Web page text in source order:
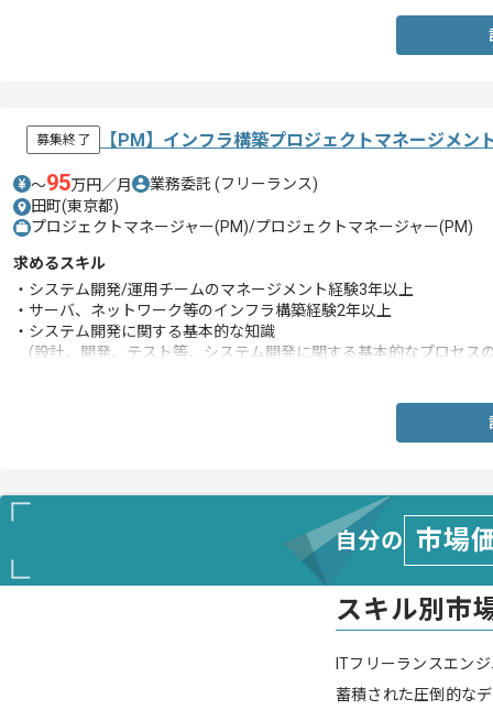
募集終了 【PM】インフラ構築プロジェクトマネージメン
〜95万円／月 業務委託 (フリーランス)
田町(東京都)
プロジェクトマネージャー(PM)/プロジェクトマネージャー(PM)
求めるスキル
・システム開発/運用チームのマネージメント経験3年以上
・サーバ、ネットワーク等のインフラ構築経験2年以上
・システム開発に関する基本的な知識
(設計、開発、テスト等、システム開発に関する基本的なプロセス
自分の 市場
スキル別市
ITフリーランスエン
蓄積された圧倒的な